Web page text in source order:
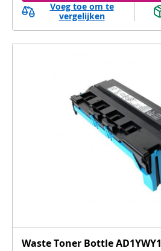
Voeg toe om te
vergelijken
Waste Toner Bottle AD1YWY1